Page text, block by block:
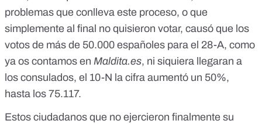
problemas que conlleva este proceso, o que
simplemente al final no quisieron votar, causó que los
votos de más de 50.000 españoles para el 28-A, como
ya os contamos en Maldita.es, ni siquiera llegaran a
los consulados, el 10-N la cifra aumentó un 50%,
hasta los 75.117.
Estos ciudadanos que no ejercieron finalmente su